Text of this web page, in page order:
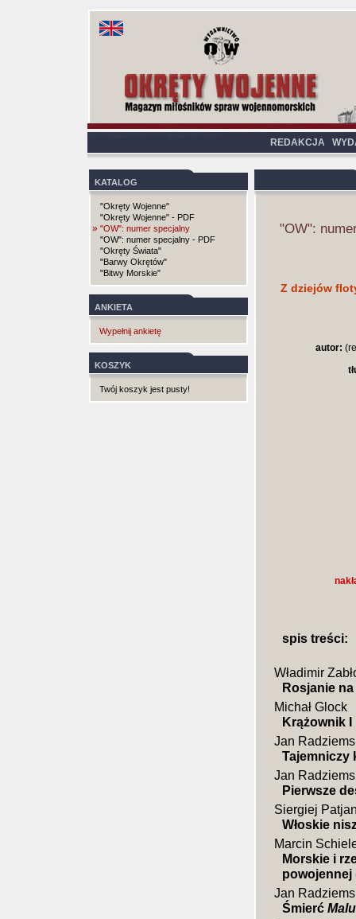
REDAKCJA
KATALOG
"Okręty Wojenne"
"Okręty Wojenne" - PDF
» "OW": numer specjalny
"OW": numer specjalny - PDF
"Okręty Świata"
"Barwy Okrętów"
"Bitwy Morskie"
ANKIETA
Wypełnij ankietę
KOSZYK
Twój koszyk jest pusty!
"OW":
Z dziejów
autor:
spis treści:
Władimir
Rosjanie
Michał Glock
Krążownik
Jan
Tajemniczy
Jan
Pierwsze
Siergiej
Włoskie
Marcin
Morskie i
powojennej
Jan
Śmierć